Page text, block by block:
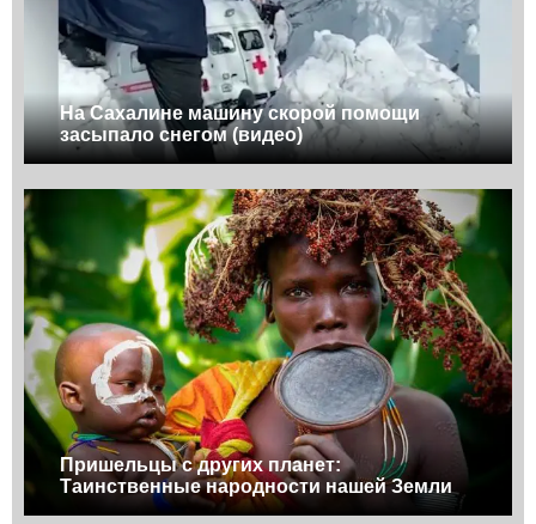
На Сахалине машину скорой помощи
засыпало снегом (видео)
Пришельцы с других планет:
Таинственные народности нашей Земли